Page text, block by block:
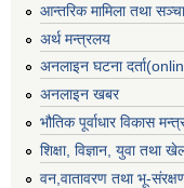
आन्तरिक मामिला तथा
अर्थ मन्त्रलय
अनलाइन घटना
अनलाइन खबर
भौतिक पूर्वाधार विकास
शिक्षा, विज्ञान, युवा तथा
वन,वातावरण तथा भू-